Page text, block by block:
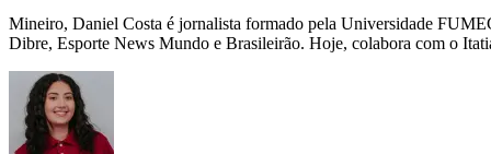
Mineiro, Daniel Costa é jornalista formado pela Universidade
Dibre, Esporte News Mundo e Brasileirão. Hoje, colabora com o